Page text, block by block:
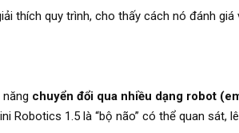
thích quy trình, cho thấy cách nó đánh
chuyển đổi qua nhiều dạng robot
Robotics 1.5 là “bộ não” có thể quan sát,